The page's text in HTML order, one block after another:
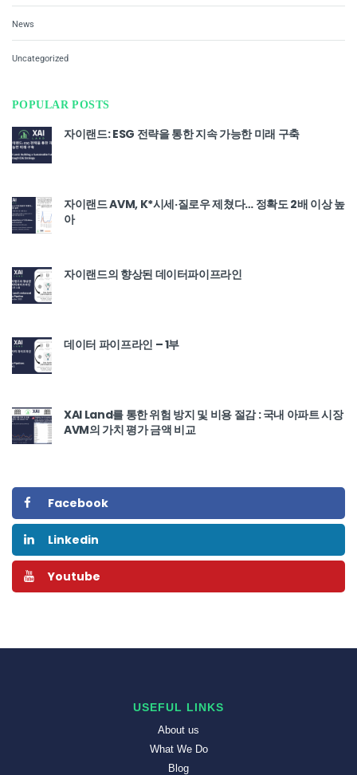
News
Uncategorized
POPULAR POSTS
자이랜드: ESG 전략을 통한 지속 가능한 미래 구축
자이랜드 AVM, K*시세·질로우 제쳤다… 정확도 2배 이상 높
아
자이랜드의 향상된 데이터파이프라인
데이터 파이프라인 – 1부
XAI Land를 통한 위험 방지 및 비용 절감 : 국내 아파트 시장
AVM의 가치 평가 금액 비교
Facebook
Linkedin
Youtube
USEFUL LINKS
About us
What We Do
Blog